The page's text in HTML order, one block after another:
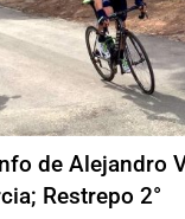
de Alejandro
Restrepo 2°